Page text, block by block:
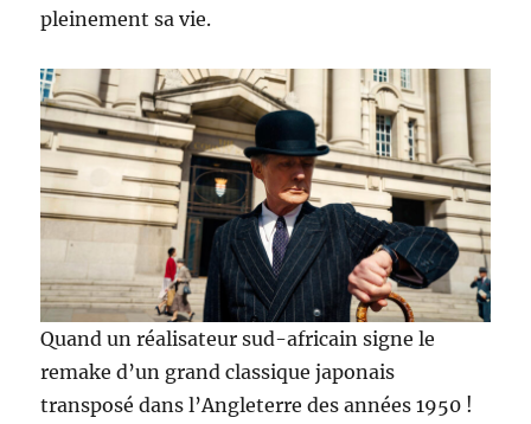
pleinement sa vie.
Quand un réalisateur sud-africain signe le
remake d’un grand classique japonais
transposé dans l’Angleterre des années 1950 !